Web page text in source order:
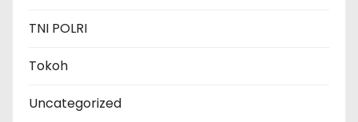
TNI POLRI
Tokoh
Uncategorized